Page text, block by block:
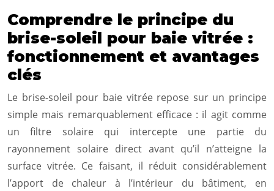
Comprendre le principe du
brise-soleil pour baie vitrée :
fonctionnement et avantages
clés
Le brise-soleil pour baie vitrée repose sur un principe
simple mais remarquablement efficace : il agit comme
un filtre solaire qui intercepte une partie du
rayonnement solaire direct avant qu’il n’atteigne la
surface vitrée. Ce faisant, il réduit considérablement
l’apport de chaleur à l’intérieur du bâtiment, en